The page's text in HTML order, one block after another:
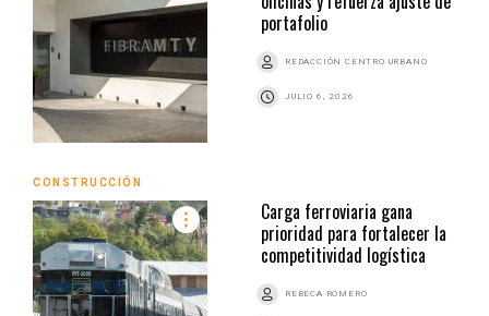
portafolio
REDACCIÓN CENTRO URBANO
JULIO 6, 2026
CONSTRUCCIÓN
Carga ferroviaria gana
prioridad para fortalecer la
competitividad logística
REBECA ROMERO